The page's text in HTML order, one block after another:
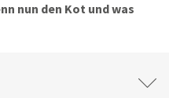
nun den Kot und was